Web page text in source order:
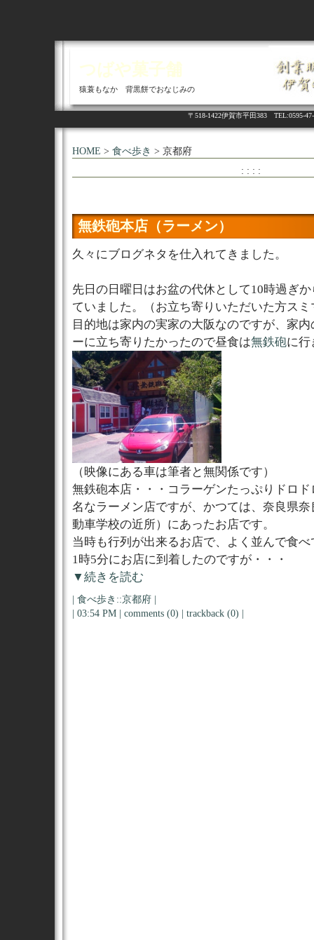
つばや菓子舗
猿蓑もなか 背黒餅でおなじみの
〒518-1422伊賀市平田383 TEL:0595-
HOME > 食べ歩き > 京都府
: : : :
無鉄砲本店（ラーメン）
久々にブログネタを仕入れてきました。
先日の日曜日はお盆の代休として10時過ぎ
ていました。（お立ち寄りいただいた方スミ
目的地は家内の実家の大阪なのですが、家
ーに立ち寄りたかったので昼食は無鉄砲に行
（映像にある車は筆者と無関係です）
無鉄砲本店・・・コラーゲンたっぷりドロ
名なラーメン店ですが、かつては、奈良県
動車学校の近所）にあったお店です。
当時も行列が出来るお店で、よく並んで食
1時5分にお店に到着したのですが・・・
▼続きを読む
食べ歩き::京都府|
| 03:54 PM | comments (0) trackback (0)